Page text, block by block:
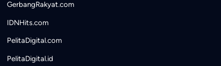
GerbangRakyat.com
IDNHits.com
PelitaDigital.com
PelitaDigital.id